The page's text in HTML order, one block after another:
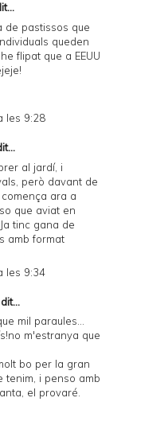
de pastissos que
queden
flipat que a EEUU
les 9:28
al jardí, i
però davant de
ara a
que aviat en
tinc gana de
amb format
les 9:34
mil paraules...
m'estranya que
bo per la gran
tenim, i penso amb
el provaré.